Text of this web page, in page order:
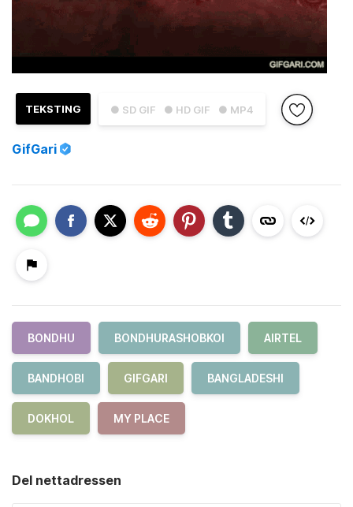
● SD GIF ● HD GIF ● MP4
TEKSTING
GifGari
BONDHU BONDHURASHOBKOI AIRTEL
BANDHOBI GIFGARI BANGLADESHI
DOKHOL MY PLACE
Del nettadressen